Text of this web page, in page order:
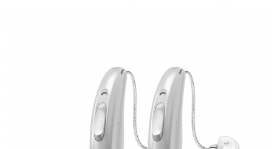
Signia SilkFilters Domes
Oticon Intent 1 - Oplaadbaar
De Oticon Intent is het nieuwste hoorapparaat van dit moment.